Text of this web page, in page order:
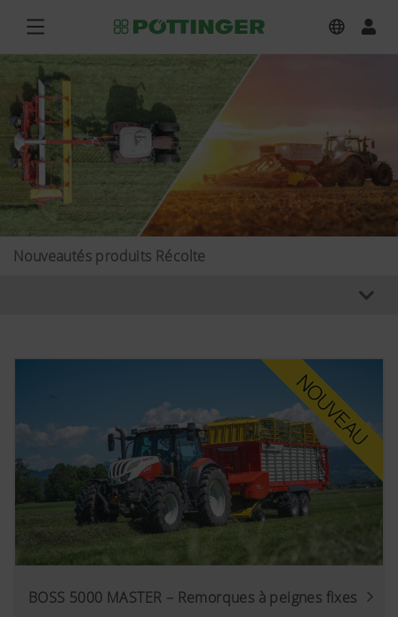
Nouveautés produits Récolte
BOSS 5000 MASTER – Remorques à peignes fixes